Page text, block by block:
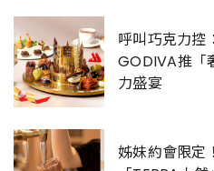
呼叫巧克力控
GODIVA推「
力盛宴
姊妹約會限定